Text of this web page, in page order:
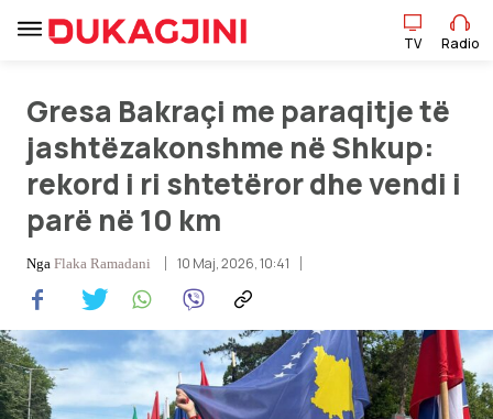
TV Radio
Lajme
Sport
Art Jete
TV Radio
Gresa Bakraçi me paraqitje të
jashtëzakonshme në Shkup:
rekord i ri shtetëror dhe vendi i
parë në 10 km
Nga Flaka Ramadani 10 Maj, 2026, 10:41